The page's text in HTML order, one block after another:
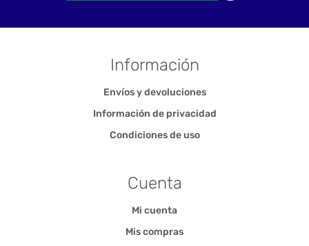
Información
Envíos y devoluciones
Información de privacidad
Condiciones de uso
Cuenta
Mi cuenta
Mis compras